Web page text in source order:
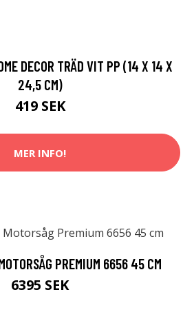
DECOR TRÄD VIT PP (14 X 14 X
24,5 CM)
419 SEK
MER INFO!
PREMIUM 6656 45 CM
6395 SEK